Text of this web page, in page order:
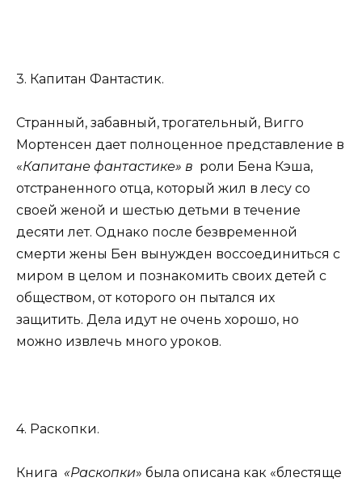
3. Капитан Фантастик.
Странный, забавный, трогательный, Вигго
Мортенсен дает полноценное представление в
«Капитане фантастике» в роли Бена Кэша,
отстраненного отца, который жил в лесу со
своей женой и шестью детьми в течение
десяти лет. Однако после безвременной
смерти жены Бен вынужден воссоединиться с
миром в целом и познакомить своих детей с
обществом, от которого он пытался их
защитить. Дела идут не очень хорошо, но
можно извлечь много уроков.
4. Раскопки.
Книга «Раскопки» была описана как «блестяще